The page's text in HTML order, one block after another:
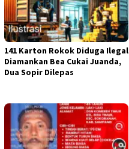
141 Karton Rokok Diduga Ilegal
Diamankan Bea Cukai Juanda,
Dua Sopir Dilepas